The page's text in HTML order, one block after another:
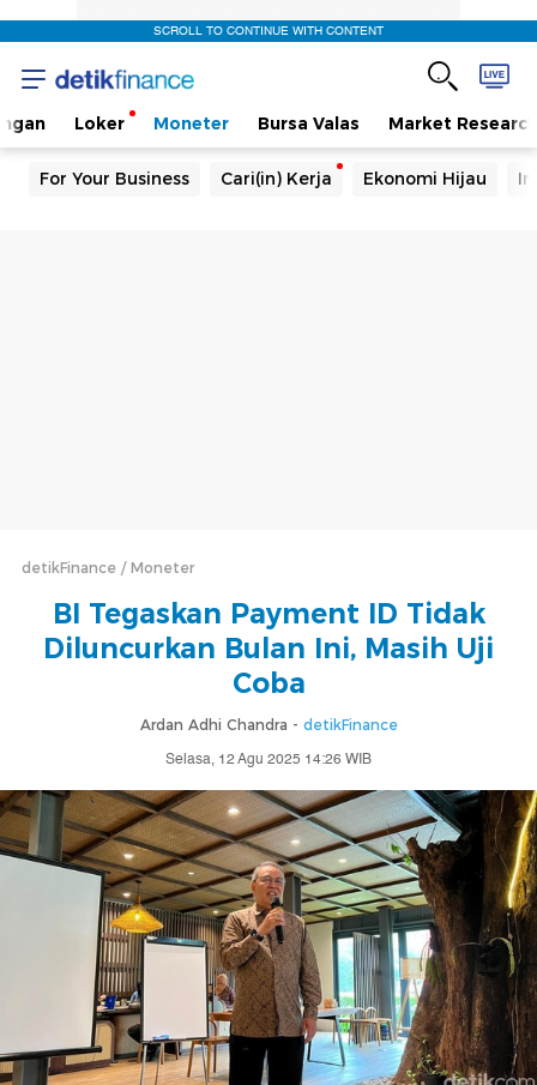
SCROLL TO CONTINUE WITH CONTENT
Loker Moneter Bursa Valas Market Research
For Your Business Cari(in) Kerja Ekonomi Hijau
detikFinance Moneter
BI Tegaskan Payment ID Tidak
Diluncurkan Bulan Ini, Masih Uji
Coba
Ardan Adhi Chandra - detikFinance
Selasa, 12 Agu 2025 14:26 WIB